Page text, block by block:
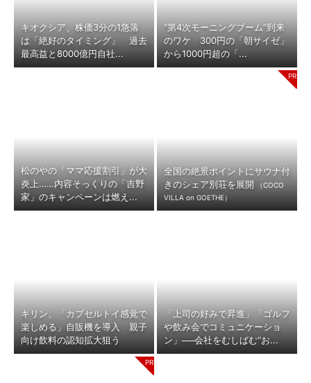
キオクシア、株価3分の1急落
は「絶好のタイミング」 過去
最高益と8000億円自社...
“第4次モーニングブーム”到来
のワケ 300円の「朝サイゼ」
から1000円超の「...
松のやの「ママ応援割引」が大
炎上……内容そっくりの「吉野
家」のキャンペーンは燃え...
全国の絶景ポイントにサウナ付
きのシェア別荘を展開
（COCO
VILLA on GOETHE）
キリン、「カプセルトイ感覚で
楽しめる」自販機を導入 親子
向け飲料の認知拡大狙う
「上司の好みで昇進」「ゴルフ
や飲み会でコミュニケーショ
ン」──会社をむしばむ“お...